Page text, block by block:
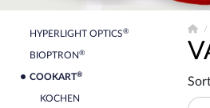
HYPERLIGHT OPTICS®
BIOPTRON®
COOKART®
KOCHEN